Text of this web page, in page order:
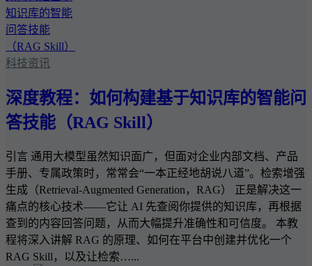
科技资讯
深度教程：如何构建基于知识库的智能问
答技能（RAG Skill）
引言 通用大模型虽然知识面广，但面对企业内部文档、产品
手册、专属政策时，常常会“一本正经地胡说八道”。检索增强
生成（Retrieval-Augmented Generation，RAG） 正是解决这一
痛点的核心技术——它让 AI 先查阅你提供的知识库，再根据
查到的内容回答问题，从而大幅提升准确性和可信度。 本教
程将深入讲解 RAG 的原理、如何在平台中创建并优化一个
RAG Skill，以及让检索…...